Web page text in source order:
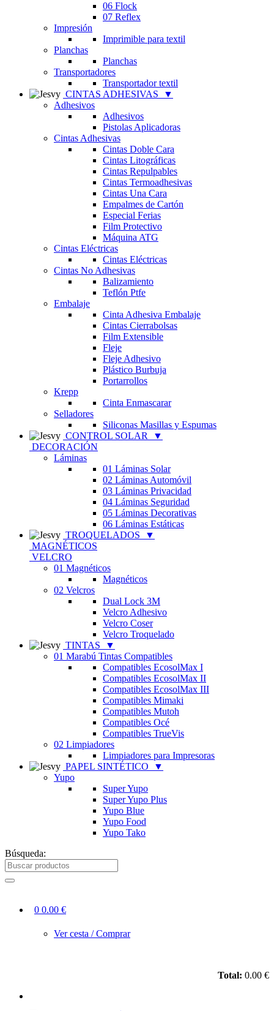
06 Flock
07 Reflex
Impresión
Imprimible para textil
Planchas
Planchas
Transportadores
Transportador textil
CINTAS ADHESIVAS
▼
Adhesivos
Adhesivos
Pistolas Aplicadoras
Cintas Adhesivas
Cintas Doble Cara
Cintas Litográficas
Cintas Repulpables
Cintas Termoadhesivas
Cintas Una Cara
Empalmes de Cartón
Especial Ferias
Film Protectivo
Máquina ATG
Cintas Eléctricas
Cintas Eléctricas
Cintas No Adhesivas
Balizamiento
Teflón Ptfe
Embalaje
Cinta Adhesiva Embalaje
Cintas Cierrabolsas
Film Extensible
Fleje
Fleje Adhesivo
Plástico Burbuja
Portarrollos
Krepp
Cinta Enmascarar
Selladores
Siliconas Masillas y Espumas
CONTROL SOLAR
▼
DECORACIÓN
Láminas
01 Láminas Solar
02 Láminas Automóvil
03 Láminas Privacidad
04 Láminas Seguridad
05 Láminas Decorativas
06 Láminas Estáticas
TROQUELADOS
▼
MAGNÉTICOS
VELCRO
01 Magnéticos
Magnéticos
02 Velcros
Dual Lock 3M
Velcro Adhesivo
Velcro Coser
Velcro Troquelado
TINTAS
▼
01 Marabú Tintas Compatibles
Compatibles EcosolMax I
Compatibles EcosolMax II
Compatibles EcosolMax III
Compatibles Mimaki
Compatibles Mutoh
Compatibles Océ
Compatibles TrueVis
02 Limpiadores
Limpiadores para Impresoras
PAPEL SINTÉTICO
▼
Yupo
Super Yupo
Super Yupo Plus
Yupo Blue
Yupo Food
Yupo Tako
Búsqueda:
0 0.00 €
Ver cesta / Comprar
Total: 0.00 €